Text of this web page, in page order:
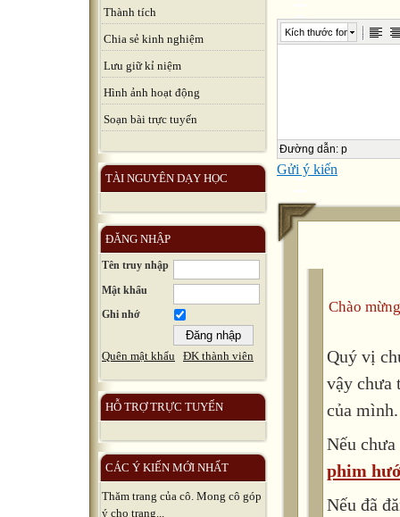
Thành tích
Chia sẻ kinh nghiệm
Lưu giữ kỉ niệm
Hình ảnh hoạt động
Soạn bài trực tuyến
TÀI NGUYÊN DẠY HỌC
ĐĂNG NHẬP
Tên truy nhập
Mật khẩu
Ghi nhớ
Quên mật khẩu ĐK thành viên
HỖ TRỢ TRỰC TUYẾN
CÁC Ý KIẾN MỚI NHẤT
Thăm trang của cô. Mong cô góp
ý cho trang...
Kích thước font
Đường dẫn: p
Gửi ý kiến
Chào
Quý vị
vậy chưa
của mình.
Nếu
phim
Nếu đã